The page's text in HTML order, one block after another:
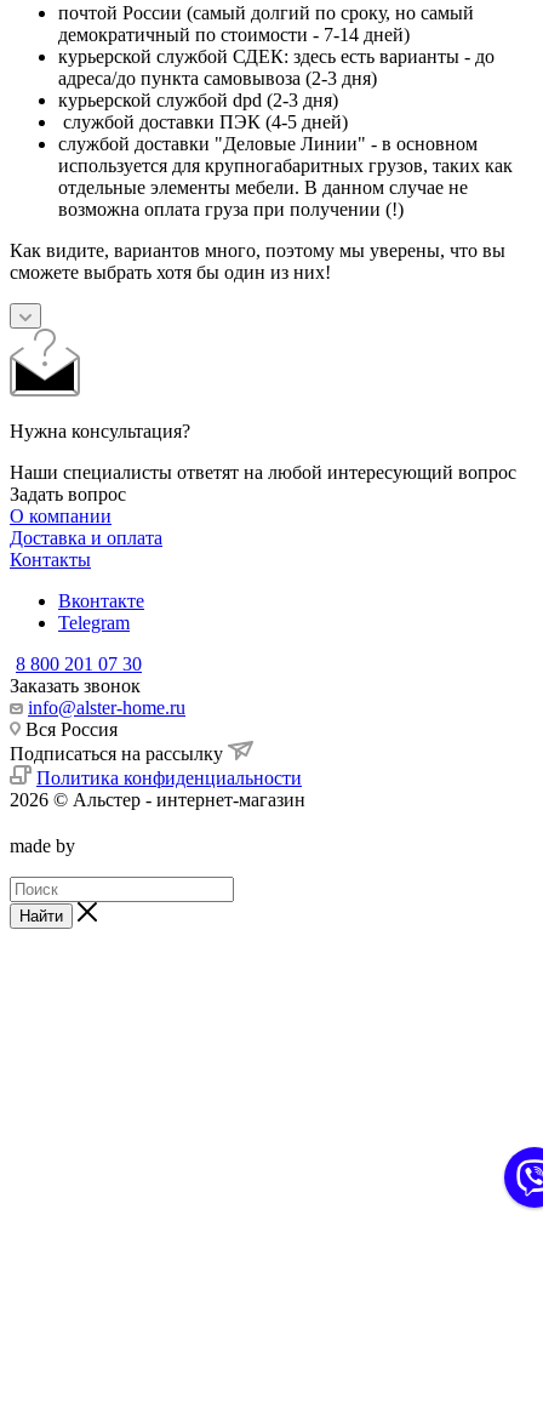
почтой России (самый долгий по сроку, но самый
демократичный по стоимости - 7-14 дней)
курьерской службой СДЕК: здесь есть варианты - до
адреса/до пункта самовывоза (2-3 дня)
курьерской службой dpd (2-3 дня)
службой доставки ПЭК (4-5 дней)
службой доставки "Деловые Линии" - в основном
используется для крупногабаритных грузов, таких как
отдельные элементы мебели. В данном случае не
возможна оплата груза при получении (!)
Как видите, вариантов много, поэтому мы уверены, что вы
сможете выбрать хотя бы один из них!
Нужна консультация?
Наши специалисты ответят на любой интересующий вопрос
Задать вопрос
О компании
Доставка и оплата
Контакты
Вконтакте
Telegram
8 800 201 07 30
Заказать звонок
info@alster-home.ru
Вся Россия
Подписаться на рассылку
Политика конфиденциальности
2026 © Альстер - интернет-магазин
made by
Найти